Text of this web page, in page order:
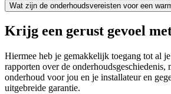
Wat zijn de onderhoudsvereisten voor een
Krijg een gerust gevoel
Hiermee heb je gemakkelijk toegang tot al
rapporten over de onderhoudsgeschiedenis,
onderhoud voor jou en je installateur en
uitgebreide garantie.